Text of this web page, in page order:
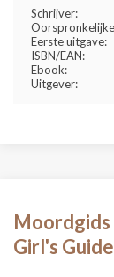
Schrijver:
Eerste uitgave:
ISBN/EAN:
Ebook:
Uitgever:
Moordgids
Girl's